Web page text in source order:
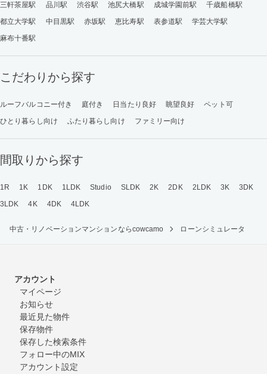
三軒茶屋駅 品川駅 渋谷駅 池尻大橋駅 成城学園前駅
千歳船橋駅
都立大学駅
中目黒駅 赤坂駅 恵比寿駅 表参道駅
学芸大学駅
麻布十番駅
こだわりから探す
ルーフバルコニー付き 庭付き 日当たり良好 眺望良好
ペット可
ひとり暮らし向け
ふたり暮らし向け ファミリー向け
間取りから探す
1R 1K 1DK 1LDK Studio SLDK 2K 2DK 2LDK 3K
3DK
3LDK
4K 4DK 4LDK
中古・リノベーションマンションならcowcamo ローンシミュレータ
アカウント
マイページ
お知らせ
最近見た物件
保存物件
保存した検索条件
フォロー中のMIX
アカウント設定